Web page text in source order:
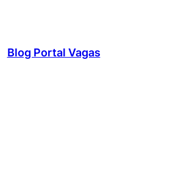
Blog Portal Vagas